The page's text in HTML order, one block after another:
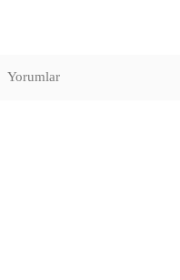
Yorumlar